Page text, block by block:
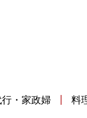
・家政婦 料